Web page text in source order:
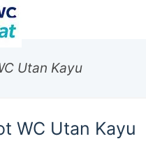
Utan Kayu
WC Utan Kayu